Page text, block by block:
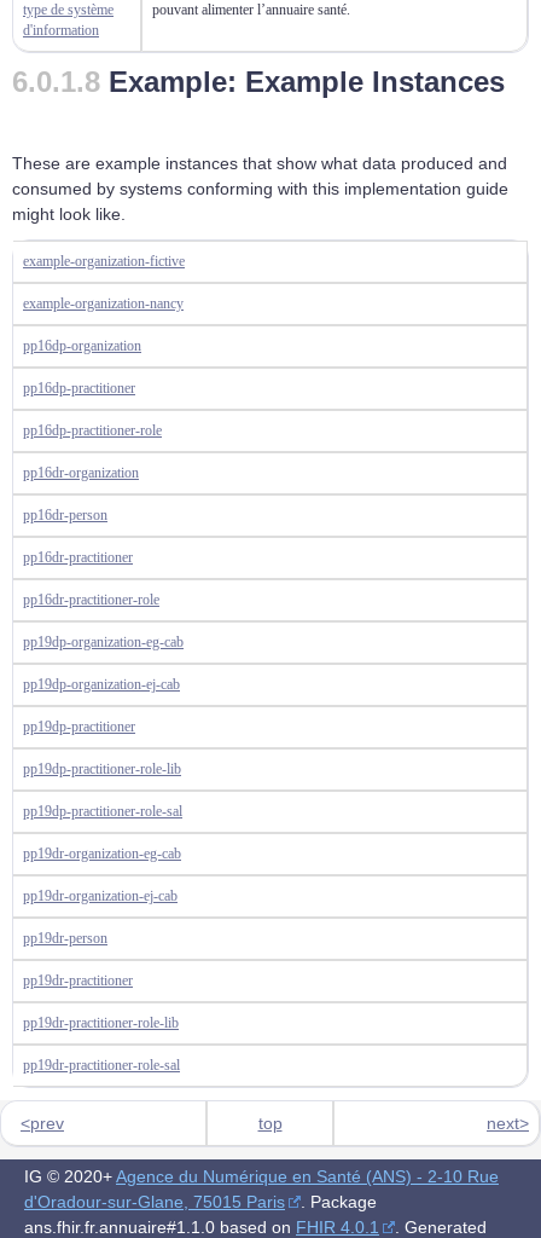
type de système
d'information
pouvant alimenter l’annuaire santé.
Example: Example Instances
These are example instances that show what data produced and
consumed by systems conforming with this implementation guide
might look like.
example-organization-fictive
example-organization-nancy
pp16dp-organization
pp16dp-practitioner
pp16dp-practitioner-role
pp16dr-organization
pp16dr-person
pp16dr-practitioner
pp16dr-practitioner-role
pp19dp-organization-eg-cab
pp19dp-organization-ej-cab
pp19dp-practitioner
pp19dp-practitioner-role-lib
pp19dp-practitioner-role-sal
pp19dr-organization-eg-cab
pp19dr-organization-ej-cab
pp19dr-person
pp19dr-practitioner
pp19dr-practitioner-role-lib
pp19dr-practitioner-role-sal
<prev top next>
IG © 2020+Agence du Numérique en Santé (ANS) - 2-10 Rue
d'Oradour-sur-Glane, 75015 Paris
. Package
ans.fhir.fr.annuaire#1.1.0 based on FHIR 4.0.1
. Generated